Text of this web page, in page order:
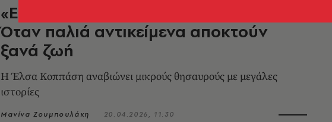
«Ena Mono» - The Freedom Project:
Όταν παλιά αντικείμενα αποκτούν
ξανά ζωή
Η Έλσα Κοππάση αναβιώνει μικρούς θησαυρούς με μεγάλες
ιστορίες
Μανίνα Ζουμπουλάκη 20.04.2026, 11:30